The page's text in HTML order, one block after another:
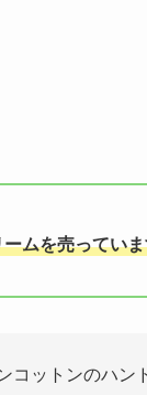
ムを売ってい
コットンのハン